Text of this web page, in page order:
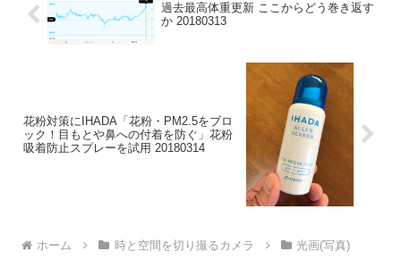
過去最高体重更新 ここからどう巻き返す
か 20180313
花粉対策にIHADA「花粉・PM2.5をブロ
ック！目もとや鼻への付着を防ぐ」花粉
吸着防止スプレーを試用 20180314
ホーム 時と空間を切り撮るカメラ 光画(写真)